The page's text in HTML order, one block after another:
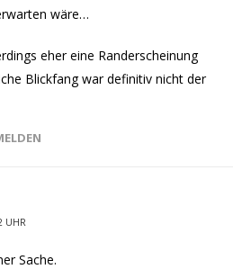
wäre…
eher eine Randerscheinung
Blickfang war definitiv nicht der
UHR
Sache.